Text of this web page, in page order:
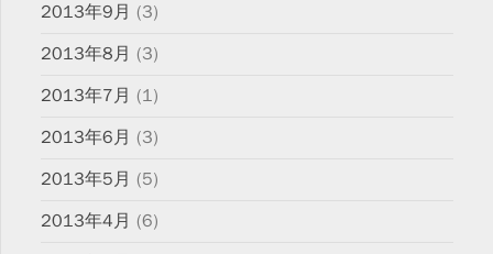
2013年9月 (3)
2013年8月 (3)
2013年7月 (1)
2013年6月 (3)
2013年5月 (5)
2013年4月 (6)